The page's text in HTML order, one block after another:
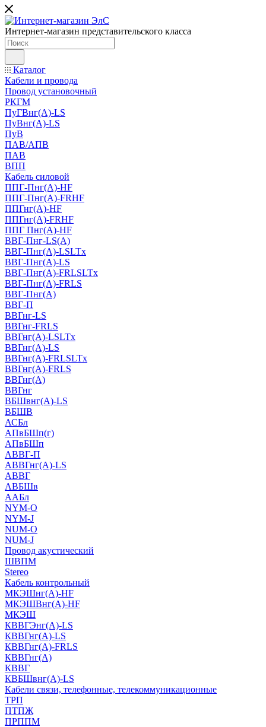
Интернет-магазин представительского класса
Каталог
Кабели и провода
Провод установочный
РКГМ
ПуГВнг(А)-LS
ПуВнг(А)-LS
ПуВ
ПАВ/АПВ
ПАВ
ВПП
Кабель силовой
ППГ-Пнг(А)-HF
ППГ-Пнг(А)-FRHF
ППГнг(А)-HF
ППГнг(А)-FRHF
ППГ Пнг(А)-HF
ВВГ-Пнг-LS(А)
ВВГ-Пнг(А)-LSLTx
ВВГ-Пнг(А)-LS
ВВГ-Пнг(А)-FRLSLTx
ВВГ-Пнг(А)-FRLS
ВВГ-Пнг(А)
ВВГ-П
ВВГнг-LS
ВВГнг-FRLS
ВВГнг(А)-LSLTx
ВВГнг(А)-LS
ВВГнг(А)-FRLSLTx
ВВГнг(А)-FRLS
ВВГнг(А)
ВВГнг
ВБШвнг(А)-LS
ВБШВ
АСБл
АПвБШп(г)
АПвБШп
АВВГ-П
АВВГнг(А)-LS
АВВГ
АВБШв
ААБл
NYM-O
NYM-J
NUM-О
NUM-J
Провод акустический
ШВПМ
Stereo
Кабель контрольный
МКЭШнг(A)-HF
МКЭШВнг(А)-HF
МКЭШ
КВВГЭнг(А)-LS
КВВГнг(А)-LS
КВВГнг(А)-FRLS
КВВГнг(А)
КВВГ
КВБШвнг(А)-LS
Кабели связи, телефонные, телекоммуникационные
ТРП
ПТПЖ
ПРППМ